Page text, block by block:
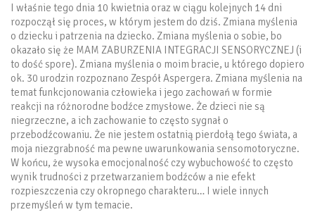
I właśnie tego dnia 10 kwietnia oraz w ciągu kolejnych 14 dni
rozpoczął się proces, w którym jestem do dziś. Zmiana myślenia
o dziecku i patrzenia na dziecko. Zmiana myślenia o sobie, bo
okazało się że MAM ZABURZENIA INTEGRACJI SENSORYCZNEJ (i
to dość spore). Zmiana myślenia o moim bracie, u którego dopiero
ok. 30 urodzin rozpoznano Zespół Aspergera. Zmiana myślenia na
temat funkcjonowania człowieka i jego zachowań w formie
reakcji na różnorodne bodźce zmysłowe. Że dzieci nie są
niegrzeczne, a ich zachowanie to często sygnał o
przebodźcowaniu. Że nie jestem ostatnią pierdołą tego świata, a
moja niezgrabność ma pewne uwarunkowania sensomotoryczne.
W końcu, że wysoka emocjonalność czy wybuchowość to często
wynik trudności z przetwarzaniem bodźców a nie efekt
rozpieszczenia czy okropnego charakteru… I wiele innych
przemyśleń w tym temacie.